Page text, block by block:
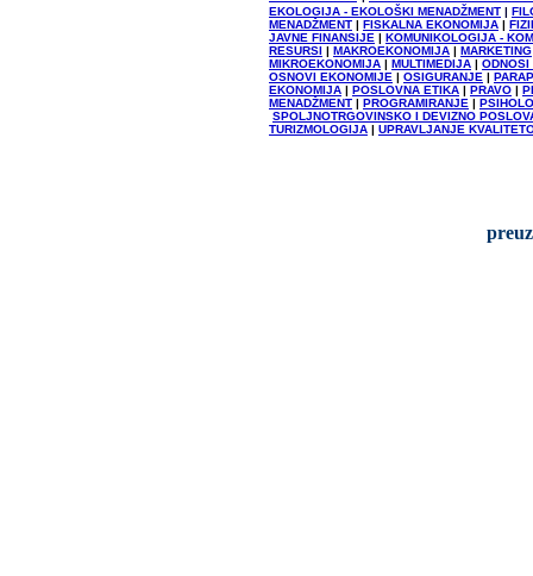
EKOLOGIJA - EKOLOŠKI MENADŽMENT |
MENADŽMENT | FISKALNA EKONOMIJA |
JAVNE FINANSIJE | KOMUNIKOLOGIJA -
RESURSI | MAKROEKONOMIJA | MARKETING
MIKROEKONOMIJA | MULTIMEDIJA | ODNOSI
OSNOVI EKONOMIJE | OSIGURANJE |
EKONOMIJA | POSLOVNA ETIKA | PRAVO |
MENADŽMENT | PROGRAMIRANJE |
SPOLJNOTRGOVINSKO I DEVIZNO
TURIZMOLOGIJA | UPRAVLJANJE